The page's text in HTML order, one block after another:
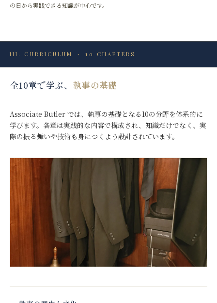
の日から実践できる知識が中心です。
III . CURRICULUM ・ 10 CHAPTERS
全10章で学ぶ、 執事の基礎
Associate Butler では、執事の基礎となる10の分野を体系的に
学びます。各章は実践的な内容で構成され、知識だけでなく、実
際の振る舞いや技術も身につくよう設計されています。